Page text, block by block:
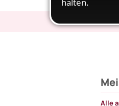
Alle